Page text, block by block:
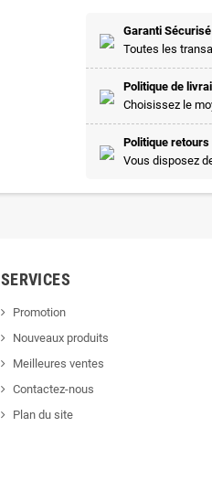
Garanti Sécurisé
Toutes les
Politique de
Choisissez le
Politique retours
Vous disposez
SERVICES
Promotion
Nouveaux produits
Meilleures ventes
Contactez-nous
Plan du site